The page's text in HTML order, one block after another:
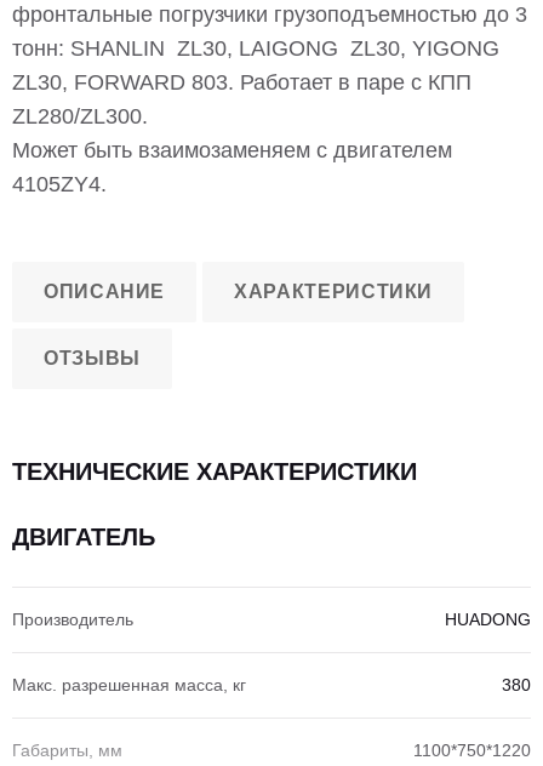
фронтальные погрузчики грузоподъемностью до 3
тонн: SHANLIN ZL30, LAIGONG ZL30, YIGONG
ZL30, FORWARD 803. Работает в паре с КПП
ZL280/ZL300.
Может быть взаимозаменяем с двигателем
4105ZY4.
ОПИСАНИЕ ХАРАКТЕРИСТИКИ
ОТЗЫВЫ
ТЕХНИЧЕСКИЕ ХАРАКТЕРИСТИКИ
ДВИГАТЕЛЬ
Производитель HUADONG
Макс. разрешенная масса, кг 380
Габариты, мм 1100*750*1220